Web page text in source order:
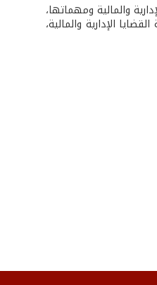
مديرية القضايا الإدارية والمالية ومهماتها،
والمالية؛ وبعد 6 أشهر تمّ تنظيم مديرية القضايا الإدارية والمالية،